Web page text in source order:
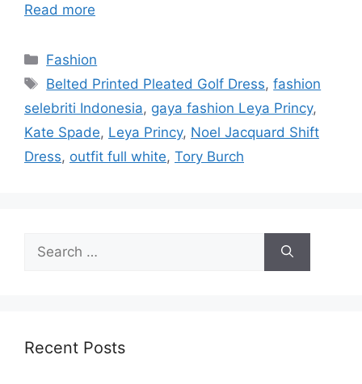
Read more
Categories
Fashion
Tags
Belted Printed Pleated Golf Dress,fashion
selebriti Indonesia, gaya fashion Leya Princy,
Kate Spade, Leya Princy, Noel Jacquard Shift
Dress, outfit full white, Tory Burch
for:
Recent Posts